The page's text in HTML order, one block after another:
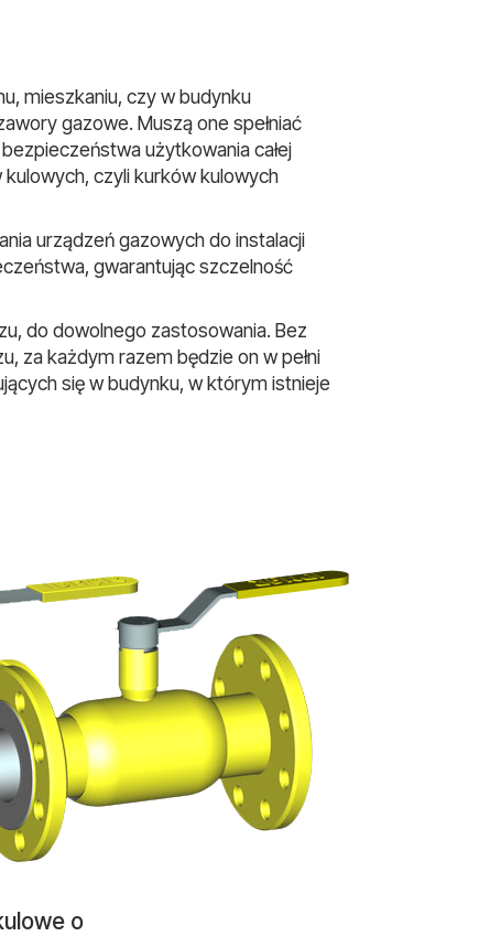
mieszkaniu, czy w budynku
gazowe. Muszą one spełniać
użytkowania całej
czyli kurków kulowych
urządzeń gazowych do instalacji
gwarantując szczelność
do dowolnego zastosowania. Bez
za każdym razem będzie on w pełni
się w budynku, w którym istnieje
o